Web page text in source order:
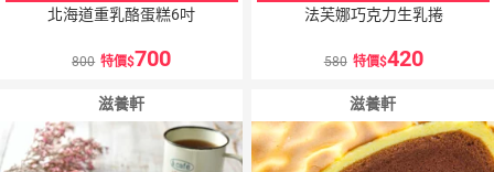
北海道重乳酪蛋糕6吋
800 特價 700
法芙娜巧克力生乳捲
580 特價 420
滋養軒 滋養軒